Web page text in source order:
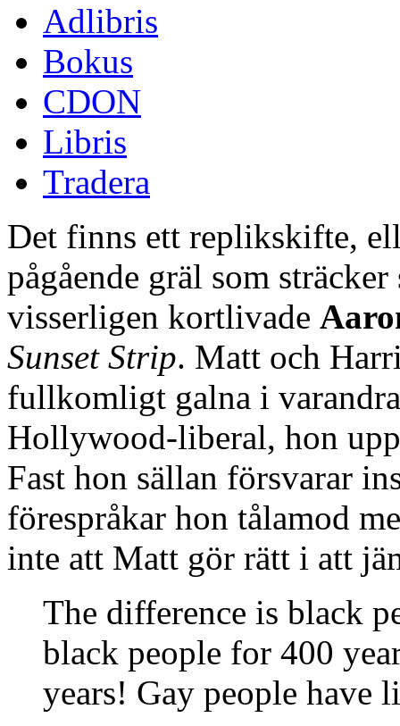
Adlibris
Bokus
CDON
Libris
Tradera
Det finns ett replikskifte,
pågående gräl som
visserligen kortlivade
Sunset Strip. Matt och
fullkomligt galna i
Hollywood-liberal, hon
Fast hon sällan försvarar
förespråkar hon tålamod
inte att Matt gör rätt i att
The difference is black
black people for 400
years! Gay people have